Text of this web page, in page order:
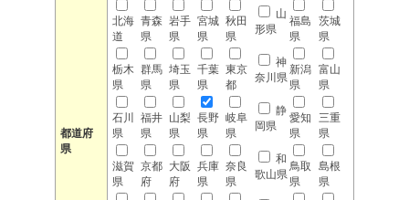
都道府
県
北海
道
青森
県
岩手
県
宮城
県
秋田
県
山
形県
福島
県
茨城
県
栃木
県
群馬
県
埼玉
県
千葉
県
東京
都
神
奈川県
新潟
県
富山
県
石川
県
福井
県
山梨
県
長野
県
岐阜
県
静
岡県
愛知
県
三重
県
滋賀
県
京都
府
大阪
府
兵庫
県
奈良
県
和
歌山県
鳥取
県
島根
県